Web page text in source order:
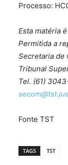
Processo:
Esta matéria
Permitida a
Secretaria de
Tribunal
Tel. (61)
Fonte TST
TAGS TST